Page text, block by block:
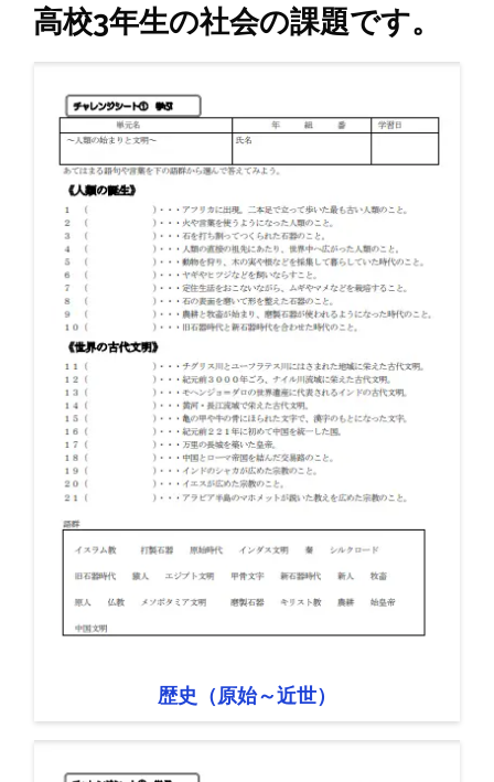
高校3年生の社会の課題です。
歴史（原始～近世）